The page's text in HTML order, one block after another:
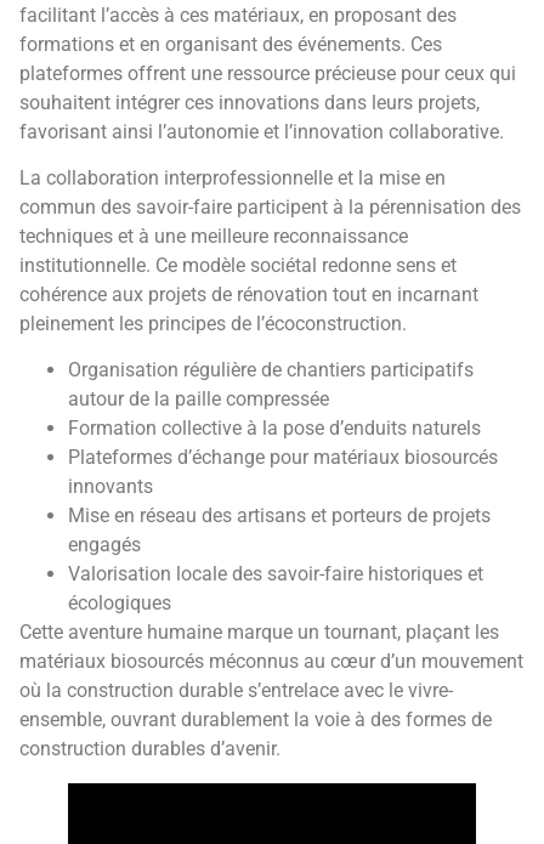
facilitant l’accès à ces matériaux, en proposant des
formations et en organisant des événements. Ces
plateformes offrent une ressource précieuse pour ceux qui
souhaitent intégrer ces innovations dans leurs projets,
favorisant ainsi l’autonomie et l’innovation collaborative.
La collaboration interprofessionnelle et la mise en
commun des savoir-faire participent à la pérennisation des
techniques et à une meilleure reconnaissance
institutionnelle. Ce modèle sociétal redonne sens et
cohérence aux projets de rénovation tout en incarnant
pleinement les principes de l’écoconstruction.
Organisation régulière de chantiers participatifs
autour de la paille compressée
Formation collective à la pose d’enduits naturels
Plateformes d’échange pour matériaux biosourcés
innovants
Mise en réseau des artisans et porteurs de projets
engagés
Valorisation locale des savoir-faire historiques et
écologiques
Cette aventure humaine marque un tournant, plaçant les
matériaux biosourcés méconnus au cœur d’un mouvement
où la construction durable s’entrelace avec le vivre-
ensemble, ouvrant durablement la voie à des formes de
construction durables d’avenir.